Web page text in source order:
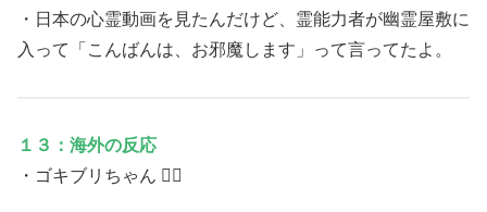
・日本の心霊動画を見たんだけど、霊能力者が幽霊屋敷に
入って「こんばんは、お邪魔します」って言ってたよ。
１３：海外の反応
・ゴキブリちゃん 👍🏼